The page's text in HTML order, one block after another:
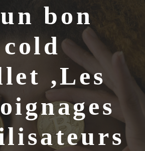
bon
cold
,Les